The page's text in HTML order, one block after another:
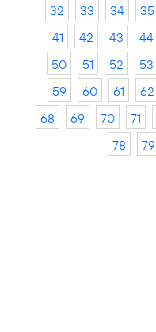
32
33 34 35
41
42 43 44
50
51 52 53
59
60 61 62
68
69 70 71
78
79